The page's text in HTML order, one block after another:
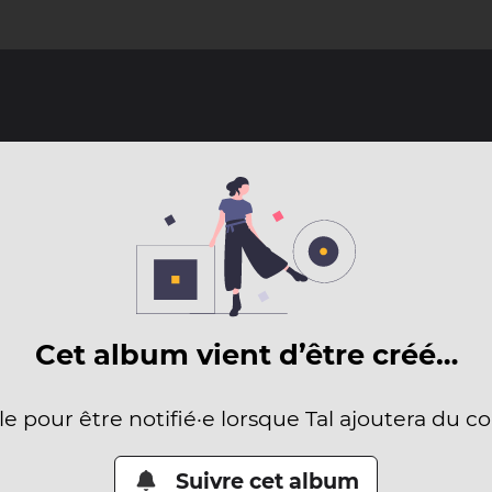
Cet album vient d’être créé…
pour être notifié·e lorsque Tal ajoutera du
Suivre cet album